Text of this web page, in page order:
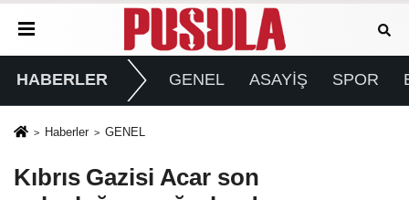
HABERLER GENEL ASAYİŞ SPOR
Haberler GENEL
Kıbrıs Gazisi Acar son